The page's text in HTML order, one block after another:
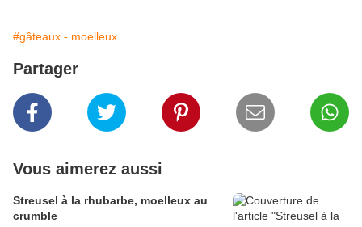
#gâteaux - moelleux
Partager
Vous aimerez aussi
Streusel à la rhubarbe, moelleux au
crumble